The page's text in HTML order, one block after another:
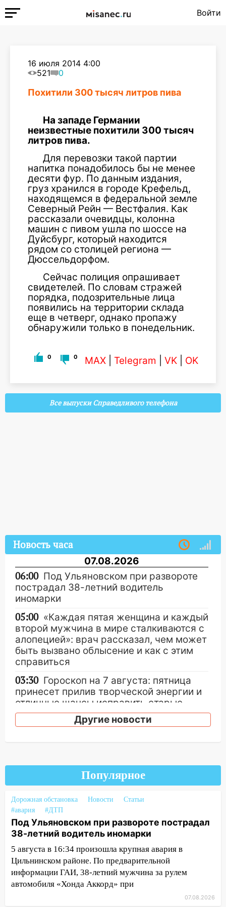
Войти
16 июля 2014 4:00
521
0
Похитили 300 тысяч литров пива
На западе Германии
неизвестные похитили 300 тысяч
литров пива.
Для перевозки такой партии
напитка понадобилось бы не менее
десяти фур. По данным издания,
груз хранился в городе Крефельд,
находящемся в федеральной земле
Северный Рейн — Вестфалия. Как
рассказали очевидцы, колонна
машин с пивом ушла по шоссе на
Дуйсбург, который находится
рядом со столицей региона —
Дюссельдорфом.
Сейчас полиция опрашивает
свидетелей. По словам стражей
порядка, подозрительные лица
появились на территории склада
еще в четверг, однако пропажу
обнаружили только в понедельник.
0 0 MAX Telegram VK OK
Все выпуски Справедливого телефона
Новость часа
07.08.2026
06:00 Под Ульяновском при развороте
пострадал 38-летний водитель
иномарки
05:00 «Каждая пятая женщина и каждый
второй мужчина в мире сталкиваются с
алопецией»: врач рассказал, чем может
быть вызвано облысение и как с этим
справиться
03:30 Гороскоп на 7 августа: пятница
принесет прилив творческой энергии и
отличные шансы исправить старые
ошибки
06.08.2026
Ульяновцев приглашают на забег,
посвящённый Дню воздушного флота
России
19:12
В Ульяновской области
руководителя частной компании
наказали за сокрытие прошлого своего
сотрудник
18:02
В Ульяновск едут звезды
баскетбола!
Другие новости
Популярное
Дорожная обстановка Новости
Статьи
#авария
#ДТП
Под Ульяновском при развороте пострадал
38-летний водитель иномарки
5 августа в 16:34 произошла крупная авария в
Цильнинском районе. По предварительной
информации ГАИ, 38-летний мужчина за рулем
автомобиля «Хонда Аккорд» при
07.08.2026